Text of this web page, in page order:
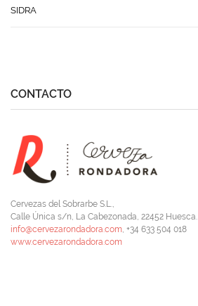
SIDRA
CONTACTO
Cervezas del Sobrarbe S.L.,
Calle Única s/n, La Cabezonada, 22452 Huesca.
info@cervezarondadora.com, +34 633 504 018
www.cervezarondadora.com